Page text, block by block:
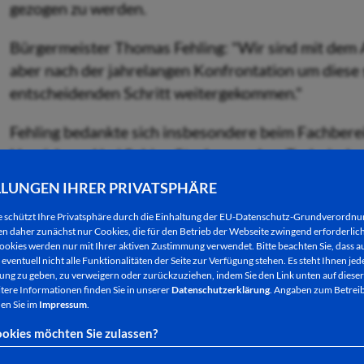
IHRER PRIVATSPHÄRE
schützt Ihre Privatsphäre durch die Einhaltung der EU-Datenschutz-
daher zunächst nur Cookies, die für den Betrieb der Webseite zwingend
werden nur mit Ihrer aktiven Zustimmung verwendet. Bitte beachten Sie, dass
nicht alle Funktionalitäten der Seite zur Verfügung stehen. Es steht Ihnen
zu geben, zu verweigern oder zurückzuziehen, indem Sie den Link unten auf
Informationen finden Sie in unsererDatenschutzerklärung. Angaben zum
Sie im Impressum.
möchten Sie zulassen?
gezogen zu werden.
Bürgermeister Thomas Fehling: "Wir sind mit dem
aber nach der jahrelangen Konfrontation um
entscheidenden Schritt weitergekommen."
Fehling bedankte sich insbesondere beim
Horrick, und bei Sabine Stache aus dem
zum Abbruch war richtig, das haben die
gezeigt. Wir danken den Bürgerinnen und
Ausdauer während der Bauzeit."
Vor allem die Entscheidung, von Seiten der Stadt
Überwachung der Bauarbeiten abzustellen, habe
Sabine Stache hatte beim Projekt mit der
Rahmenbedingungen schwierig waren: "Sabine
Engagement, ihre intensive Betreuung und die